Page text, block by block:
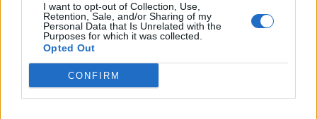
I want to opt-out of Collection, Use,
Retention, Sale, and/or Sharing of my
Personal Data that Is Unrelated with the
Purposes for which it was collected.
Opted Out
CONFIRM